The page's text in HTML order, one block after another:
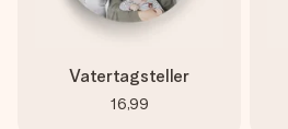
Vatertagsteller
16,99